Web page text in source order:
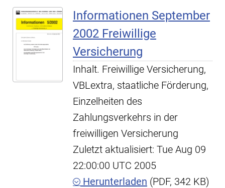
Informationen September
2002 Freiwillige
Versicherung
Inhalt. Freiwillige Versicherung,
VBLextra, staatliche Förderung,
Einzelheiten des
Zahlungsverkehrs in der
freiwilligen Versicherung
Zuletzt aktualisiert: Tue Aug 09
22:00:00 UTC 2005
Herunterladen (PDF, 342 KB)